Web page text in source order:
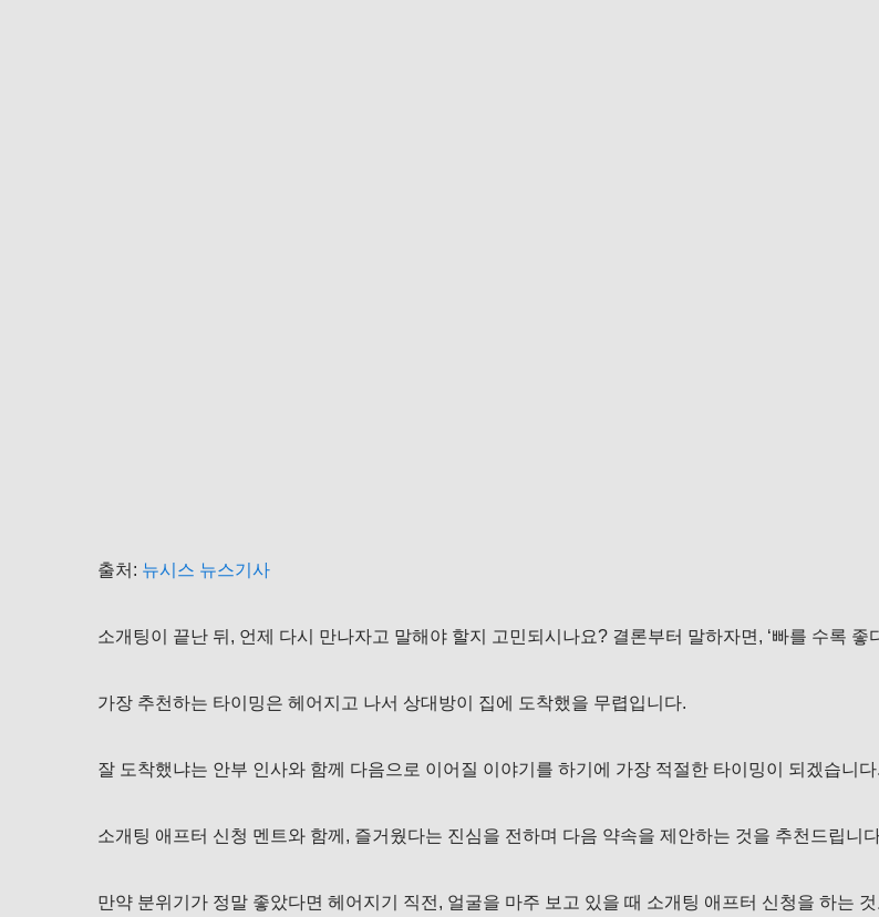
출처: 뉴시스 뉴스기사
소개팅이 끝난 뒤, 언제 다시 만나자고 말해야 할지 고민되시나요? 결론부터 말하자면, ‘빠를 수록 좋
가장 추천하는 타이밍은 헤어지고 나서 상대방이 집에 도착했을 무렵입니다.
잘 도착했냐는 안부 인사와 함께 다음으로 이어질 이야기를 하기에 가장 적절한 타이밍이 되겠습니다.
소개팅 애프터 신청 멘트와 함께, 즐거웠다는 진심을 전하며 다음 약속을 제안하는 것을 추천드립니
만약 분위기가 정말 좋았다면 헤어지기 직전, 얼굴을 마주 보고 있을 때 소개팅 애프터 신청을 하는